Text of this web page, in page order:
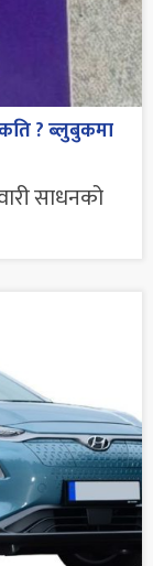
? ब्लुबुकमा
साधनको